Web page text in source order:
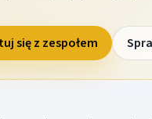
się z zespołem